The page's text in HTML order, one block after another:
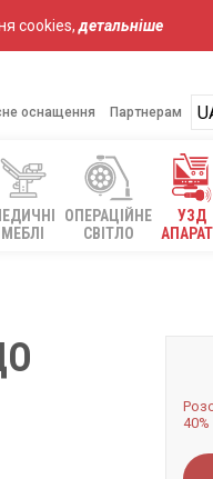
cookies,детальніше
оснащення Партнерам
МЕБЛІ
ОПЕРАЦІЙНЕ
СВІТЛО
УЗД
40%